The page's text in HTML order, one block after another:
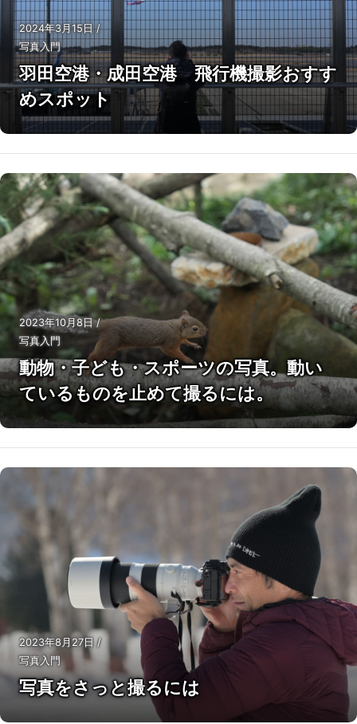
2024年3月15日/
写真入門
羽田空港・成田空港 飛行機撮影おすす
めスポット
2023年10月8日/
写真入門
動物・子ども・スポーツの写真。動い
ているものを止めて撮るには。
2023年8月27日/
写真入門
写真をさっと撮るには